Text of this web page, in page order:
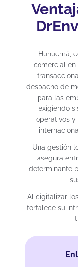
Hunucmá,
comercial en
despacho de
para las
exigiendo
operativos y
Una gestión
asegura
determinante
Al digitalizar
fortalece su